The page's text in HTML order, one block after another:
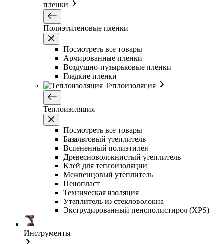
пленки
Полиэтиленовые пленки
Посмотреть все товары
Армированные пленки
Воздушно-пузырьковые пленки
Гладкие пленки
Теплоизоляция
Теплоизоляция
Посмотреть все товары
Базальтовый утеплитель
Вспененный полиэтилен
Древесноволокнистый утеплитель
Клей для теплоизоляции
Межвенцовый утеплитель
Пенопласт
Техническая изоляция
Утеплитель из стекловолокна
Экструдированный пенополистирол (XPS)
Инструменты